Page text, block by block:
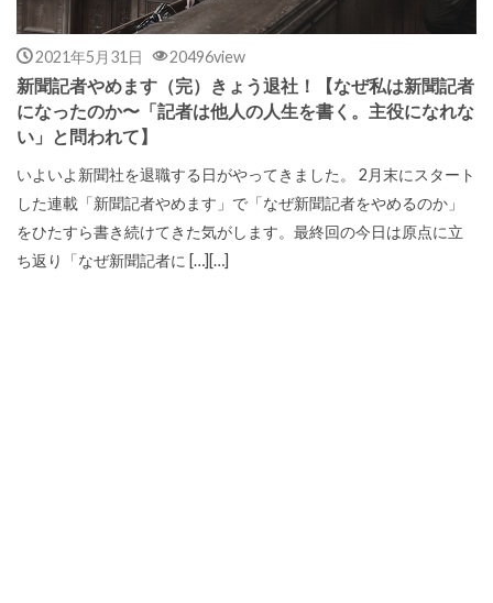
2021年5月31日 20496view
新聞記者やめます（完）きょう退社！【なぜ私は新聞記者
になったのか〜「記者は他人の人生を書く。主役になれな
い」と問われて】
いよいよ新聞社を退職する日がやってきました。 2月末にスタート
した連載「新聞記者やめます」で「なぜ新聞記者をやめるのか」
をひたすら書き続けてきた気がします。最終回の今日は原点に立
ち返り「なぜ新聞記者に […][…]